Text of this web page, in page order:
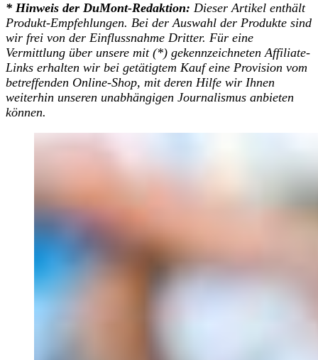
* Hinweis der DuMont-Redaktion: Dieser Artikel enthält
Produkt-Empfehlungen. Bei der Auswahl der Produkte sind
wir frei von der Einflussnahme Dritter. Für eine
Vermittlung über unsere mit (*) gekennzeichneten Affiliate-
Links erhalten wir bei getätigtem Kauf eine Provision vom
betreffenden Online-Shop, mit deren Hilfe wir Ihnen
weiterhin unseren unabhängigen Journalismus anbieten
können.